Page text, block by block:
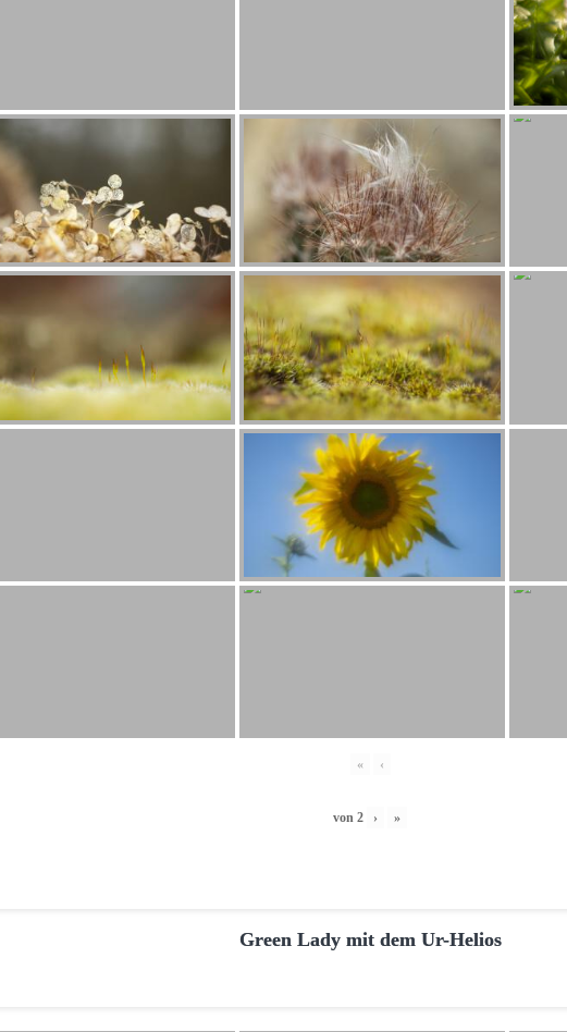
« ‹
von 2 › »
Green Lady mit dem Ur-Helios